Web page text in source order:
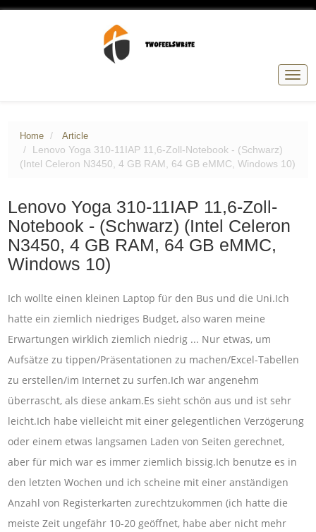
Home Article
Lenovo Yoga 310-11IAP 11,6-Zoll-Notebook - (Schwarz)
(Intel Celeron N3450, 4 GB RAM, 64 GB eMMC, Windows 10)
Lenovo Yoga 310-11IAP 11,6-Zoll-
Notebook - (Schwarz) (Intel Celeron
N3450, 4 GB RAM, 64 GB eMMC,
Windows 10)
Ich wollte einen kleinen Laptop für den Bus und die Uni.Ich
hatte ein ziemlich niedriges Budget, also waren meine
Erwartungen wirklich ziemlich niedrig ... Nur etwas, um
Aufsätze zu tippen/Präsentationen zu machen/Excel-Tabellen
zu erstellen/im Internet zu surfen.Ich war angenehm
überrascht, als diese ankam.Es sieht schön aus und ist sehr
leicht.Ich habe vielleicht mit einer gelegentlichen Verzögerung
oder einem etwas langsamen Laden von Seiten gerechnet,
aber für mich war es immer ziemlich bissig.Ich benutze es in
den letzten Wochen und ich scheine mit einer anständigen
Anzahl von Registerkarten zurechtzukommen (ich hatte die
meiste Zeit ungefähr 10-20 geöffnet, habe aber nicht mehr